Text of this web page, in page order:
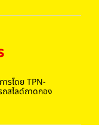
รโดย TPN-
สไลด์ถาดกอง